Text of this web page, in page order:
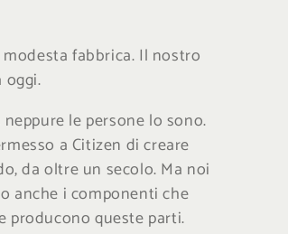
fabbrica. Il nostro
le persone lo sono.
a Citizen di creare
da oltre un secolo. Ma noi
anche i componenti che
producono queste parti.